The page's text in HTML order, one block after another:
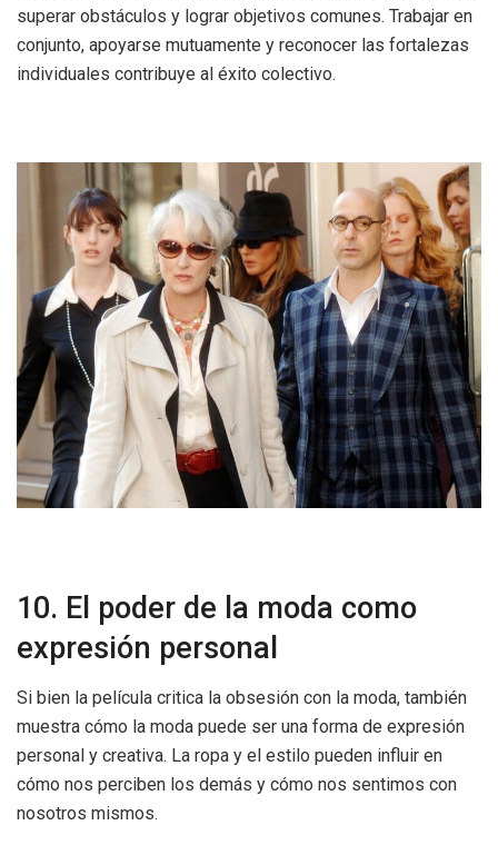
superar obstáculos y lograr objetivos comunes. Trabajar en
conjunto, apoyarse mutuamente y reconocer las fortalezas
individuales contribuye al éxito colectivo.
10. El poder de la moda como
expresión personal
Si bien la película critica la obsesión con la moda, también
muestra cómo la moda puede ser una forma de expresión
personal y creativa. La ropa y el estilo pueden influir en
cómo nos perciben los demás y cómo nos sentimos con
nosotros mismos.